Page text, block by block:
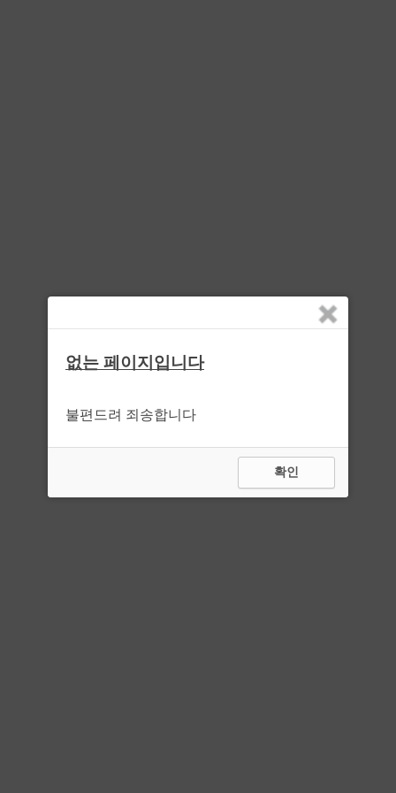
없는 페이지입니다
불편드려 죄송합니다
확인